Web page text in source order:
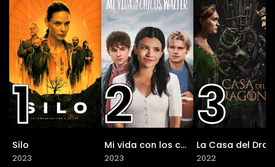
1
Silo
2023
2
Mi vida con los chicos Walter
2023
3
2022